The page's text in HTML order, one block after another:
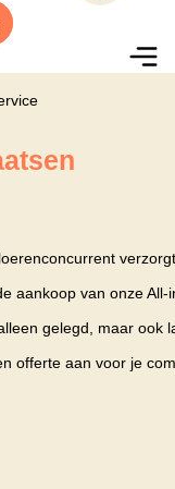
aankoop van onze All-
gelegd, maar ook
offerte aan voor je